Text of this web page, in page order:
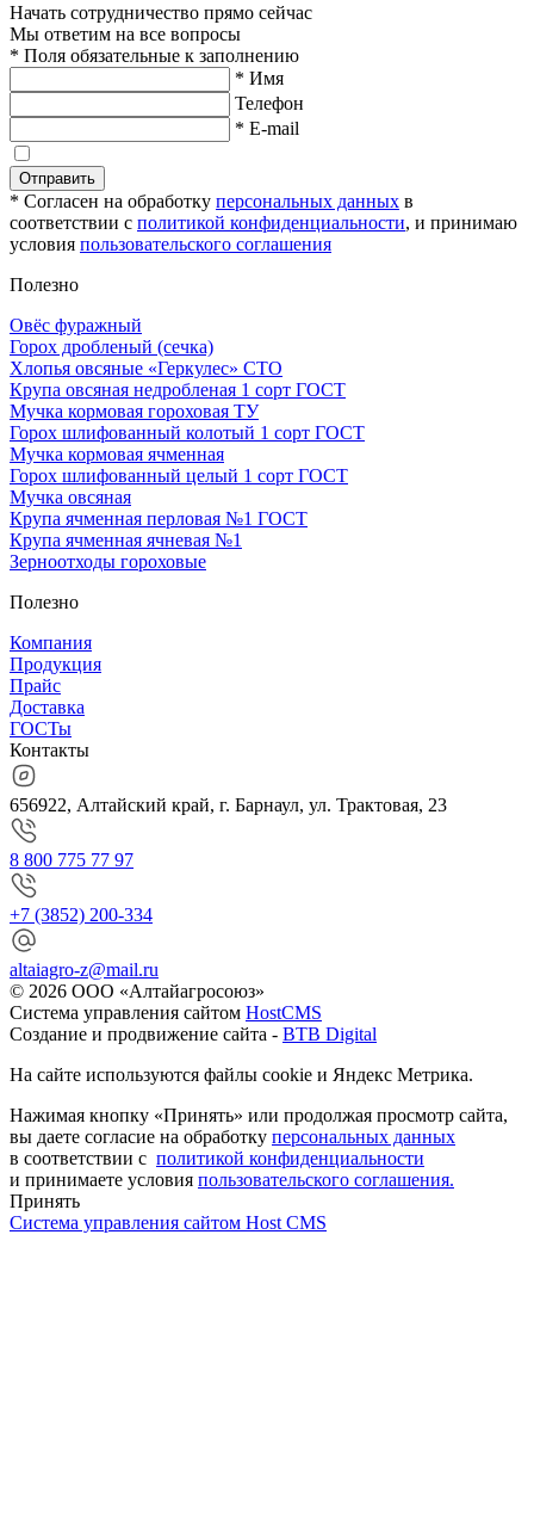
Начать сотрудничество прямо сейчас
Мы ответим на все вопросы
* Поля обязательные к заполнению
* Имя
Телефон
* E-mail
Отправить
* Согласен на обработку персональных данных в
соответствии с политикой конфиденциальности, и принимаю
условия пользовательского соглашения
Полезно
Овёс фуражный
Горох дробленый (сечка)
Хлопья овсяные «Геркулес» СТО
Крупа овсяная недробленая 1 сорт ГОСТ
Мучка кормовая гороховая ТУ
Горох шлифованный колотый 1 сорт ГОСТ
Мучка кормовая ячменная
Горох шлифованный целый 1 сорт ГОСТ
Мучка овсяная
Крупа ячменная перловая №1 ГОСТ
Крупа ячменная ячневая №1
Зерноотходы гороховые
Полезно
Компания
Продукция
Прайс
Доставка
ГОСТы
Контакты
656922, Алтайский край, г. Барнаул, ул. Трактовая, 23
8 800 775 77 97
+7 (3852) 200-334
altaiagro-z@mail.ru
© 2026 ООО «Алтайагросоюз»
Система управления сайтом HostCMS
Создание и продвижение сайта - BTB Digital
На сайте используются файлы cookie и Яндекс Метрика.
Нажимая кнопку «Принять» или продолжая просмотр сайта,
вы даете согласие на обработку персональных данных
в соответствии с политикой конфиденциальности
и принимаете условия пользовательского соглашения.
Принять
Система управления сайтом Host CMS